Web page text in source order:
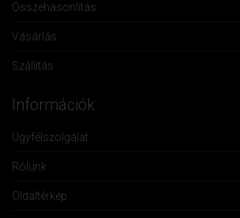
Összehasonlítás
Vásárlás
Szállítás
Információk
Ügyfélszolgálat
Rólunk
Oldaltérkép